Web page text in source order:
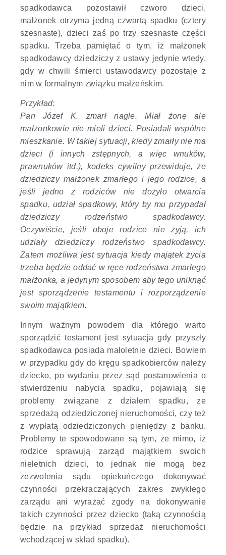
spadkodawca pozostawił czworo dzieci,
małżonek otrzyma jedną czwartą spadku (cztery
szesnaste), dzieci zaś po trzy szesnaste części
spadku. Trzeba pamiętać o tym, iż małżonek
spadkodawcy dziedziczy z ustawy jedynie wtedy,
gdy w chwili śmierci ustawodawcy pozostaje z
nim w formalnym związku małżeńskim.
Przykład:
Pan Józef K. zmarł nagle. Miał żonę ale
małżonkowie nie mieli dzieci. Posiadali wspólne
mieszkanie. W takiej sytuacji, kiedy zmarły nie ma
dzieci (i innych zstępnych, a więc wnuków,
prawnuków itd.), kodeks cywilny przewiduje, że
dziedziczy małżonek zmarłego i jego rodzice, a
jeśli jedno z rodziców nie dożyło otwarcia
spadku, udział spadkowy, który by mu przypadał
dziedziczy rodzeństwo spadkodawcy.
Oczywiście, jeśli oboje rodzice nie żyją, ich
udziały dziedziczy rodzeństwo spadkodawcy.
Zatem możliwa jest sytuacja kiedy majątek życia
trzeba będzie oddać w ręce rodzeństwa zmarłego
małżonka, a jedynym sposobem aby tego uniknąć
jest sporządzenie testamentu i rozporządzenie
swoim majątkiem.
Innym ważnym powodem dla którego warto
sporządzić testament jest sytuacja gdy przyszły
spadkodawca posiada małoletnie dzieci. Bowiem
w przypadku gdy do kręgu spadkobierców należy
dziecko, po wydaniu przez sąd postanowienia o
stwierdzeniu nabycia spadku, pojawiają się
problemy związane z działem spadku, ze
sprzedażą odziedziczonej nieruchomości, czy też
z wypłatą odziedziczonych pieniędzy z banku.
Problemy te spowodowane są tym, że mimo, iż
rodzice sprawują zarząd majątkiem swoich
nieletnich dzieci, to jednak nie mogą bez
zezwolenia sądu opiekuńczego dokonywać
czynności przekraczających zakres zwykłego
zarządu ani wyrażać zgody na dokonywanie
takich czynności przez dziecko (taką czynnością
będzie na przykład sprzedaż nieruchomości
wchodzącej w skład spadku).